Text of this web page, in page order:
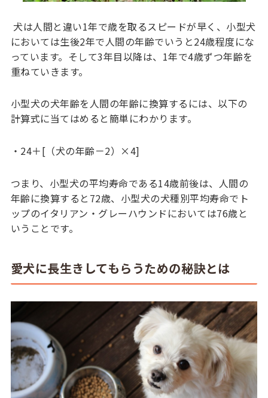
犬は人間と違い1年で歳を取るスピードが早く、小型犬
においては生後2年で人間の年齢でいうと24歳程度にな
っています。そして3年目以降は、1年で4歳ずつ年齢を
重ねていきます。
小型犬の犬年齢を人間の年齢に換算するには、以下の
計算式に当てはめると簡単にわかります。
・24＋[（犬の年齢－2）×4]
つまり、小型犬の平均寿命である14歳前後は、人間の
年齢に換算すると72歳、小型犬の犬種別平均寿命でト
ップのイタリアン・グレーハウンドにおいては76歳と
いうことです。
愛犬に長生きしてもらうための秘訣とは